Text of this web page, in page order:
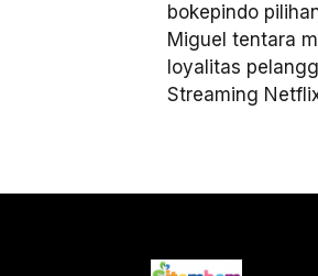
bokepindo
Miguel tentara
loyalitas
Streaming